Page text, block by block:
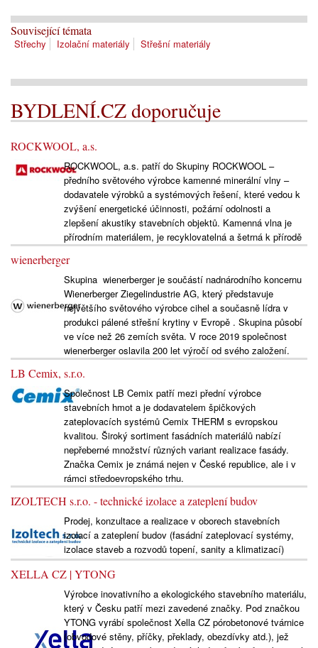
Související témata
Střechy Izolační materiály Střešní materiály
BYDLENÍ.CZ doporučuje
ROCKWOOL, a.s.
ROCKWOOL, a.s. patří do Skupiny ROCKWOOL –
předního světového výrobce kamenné minerální vlny –
dodavatele výrobků a systémových řešení, které vedou k
zvýšení energetické účinnosti, požární odolnosti a
zlepšení akustiky stavebních objektů. Kamenná vlna je
přírodním materiálem, je recyklovatelná a šetrná k přírodě
wienerberger
Skupina wienerberger je součástí nadnárodního koncernu
Wienerberger Ziegelindustrie AG, který představuje
největšího světového výrobce cihel a současně lídra v
produkci pálené střešní krytiny v Evropě . Skupina působí
ve více než 26 zemích světa. V roce 2019 společnost
wienerberger oslavila 200 let výročí od svého založení.
LB Cemix, s.r.o.
Společnost LB Cemix patří mezi přední výrobce
stavebních hmot a je dodavatelem špičkových
zateplovacích systémů Cemix THERM s evropskou
kvalitou. Široký sortiment fasádních materiálů nabízí
nepřeberné množství různých variant realizace fasády.
Značka Cemix je známá nejen v České republice, ale i v
rámci středoevropského trhu.
IZOLTECH s.r.o. - technické izolace a zateplení budov
Prodej, konzultace a realizace v oborech stavebních
izolací a zateplení budov (fasádní zateplovací systémy,
izolace staveb a rozvodů topení, sanity a klimatizací)
XELLA CZ | YTONG
Výrobce inovativního a ekologického stavebního materiálu,
který v Česku patří mezi zavedené značky. Pod značkou
YTONG vyrábí společnost Xella CZ pórobetonové tvárnice
(obvodové stěny, příčky, překlady, obezdívky atd.), jež